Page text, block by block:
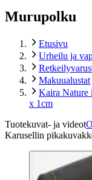
Murupolku
Etusivu
Urheilu ja
Makuualustat
Kaira Nature
x 1cm
Tuotekuvat- ja videot
Karusellin